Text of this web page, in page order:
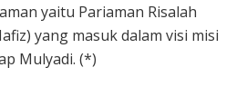
yaitu Pariaman Risalah
yang masuk dalam visi misi
Mulyadi. (*)